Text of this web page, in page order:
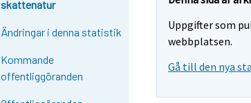
skattenatur
Ändringar i denna statistik
Kommande
offentliggöranden
Uppgifter som
webbplatsen.
Gå till den nya